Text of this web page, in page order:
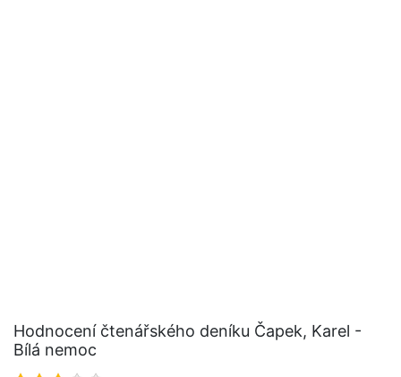
Hodnocení čtenářského deníku Čapek, Karel -
Bílá nemoc